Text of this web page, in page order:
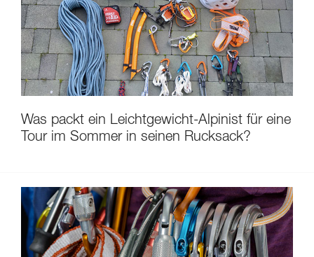
Was packt ein Leichtgewicht-Alpinist für eine
Tour im Sommer in seinen Rucksack?